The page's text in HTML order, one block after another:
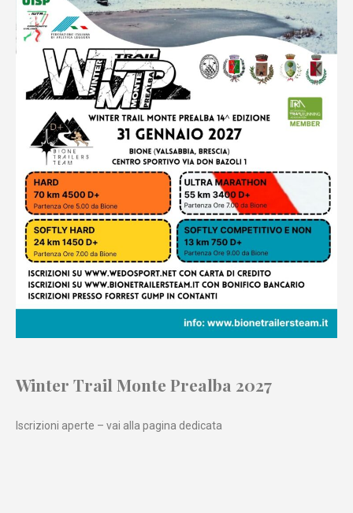
Winter Trail Monte Prealba 2027
Iscrizioni aperte – vai alla pagina dedicata